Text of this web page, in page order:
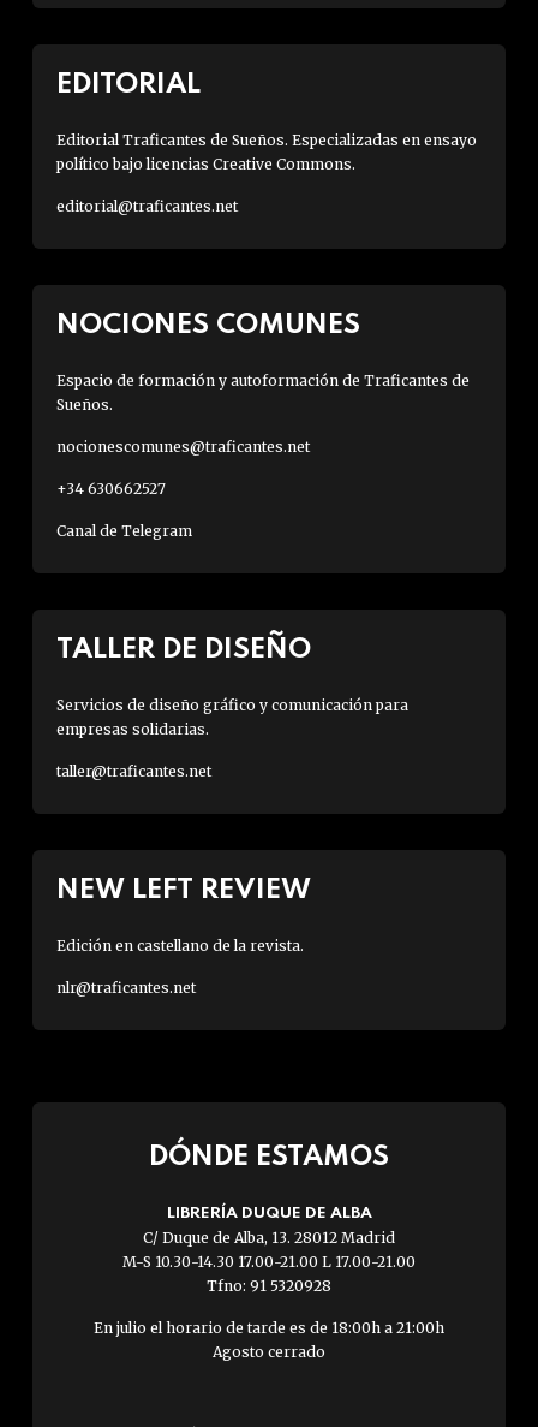
EDITORIAL
Editorial Traficantes de Sueños. Especializadas en ensayo
político bajo licencias Creative Commons.
editorial@traficantes.net
NOCIONES COMUNES
Espacio de formación y autoformación de Traficantes de
Sueños.
nocionescomunes@traficantes.net
+34 630662527
Canal de Telegram
TALLER DE DISEÑO
Servicios de diseño gráfico y comunicación para
empresas solidarias.
taller@traficantes.net
NEW LEFT REVIEW
Edición en castellano de la revista.
nlr@traficantes.net
DÓNDE ESTAMOS
LIBRERÍA DUQUE DE ALBA
C/ Duque de Alba, 13. 28012 Madrid
M-S 10.30-14.30 17.00-21.00 L 17.00-21.00
Tfno: 91 5320928
En julio el horario de tarde es de 18:00h a 21:00h
Agosto cerrado